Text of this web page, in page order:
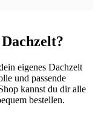
eigenes Dachzelt
und passende
kannst du dir alle
bestellen.